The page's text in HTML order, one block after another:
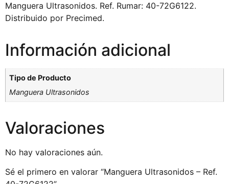
Manguera Ultrasonidos. Ref. Rumar: 40-72G6122.
Distribuido por Precimed.
Información adicional
Tipo de Producto
Manguera Ultrasonidos
Valoraciones
No hay valoraciones aún.
Sé el primero en valorar “Manguera Ultrasonidos – Ref.